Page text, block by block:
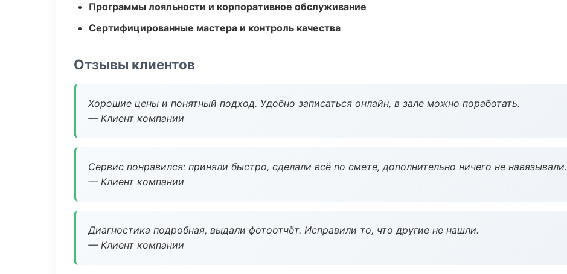
Программы лояльности и корпоративное обслуживание
Сертифицированные мастера и контроль качества
Отзывы клиентов
Хорошие цены и понятный подход. Удобно записаться онлайн, в зале можно поработать.
— Клиент компании
Сервис понравился: приняли быстро, сделали всё по смете, дополнительно ничего не навязывали.
— Клиент компании
Диагностика подробная, выдали фотоотчёт. Исправили то, что другие не нашли.
— Клиент компании